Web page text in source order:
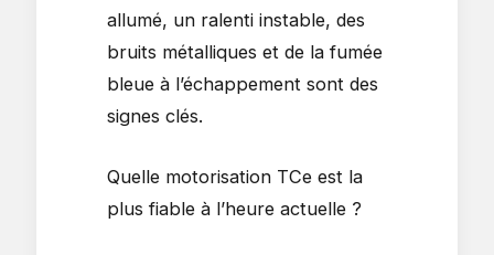
allumé, un ralenti instable, des
bruits métalliques et de la fumée
bleue à l’échappement sont des
signes clés.
Quelle motorisation TCe est la
plus fiable à l’heure actuelle ?